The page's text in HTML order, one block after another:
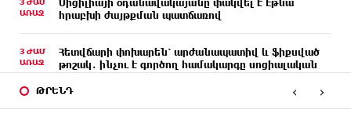
ԱՌԱՋ
Սիցիլիայի օդանավակայանը փակվել է Էթնա
հրաբխի ժայթքման պատճառով
3 ԺԱՄ
ԱՌԱՋ
Հետվճարի փոխարեն՝ արժանապատիվ և ֆիքսված
թոշակ․ ինչու է գործող համակարգը սոցիալական
Կամենդատյան
ԹՐԵՆԴ ‹ ›